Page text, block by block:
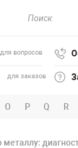
для вопросов
для заказов
O P Q R